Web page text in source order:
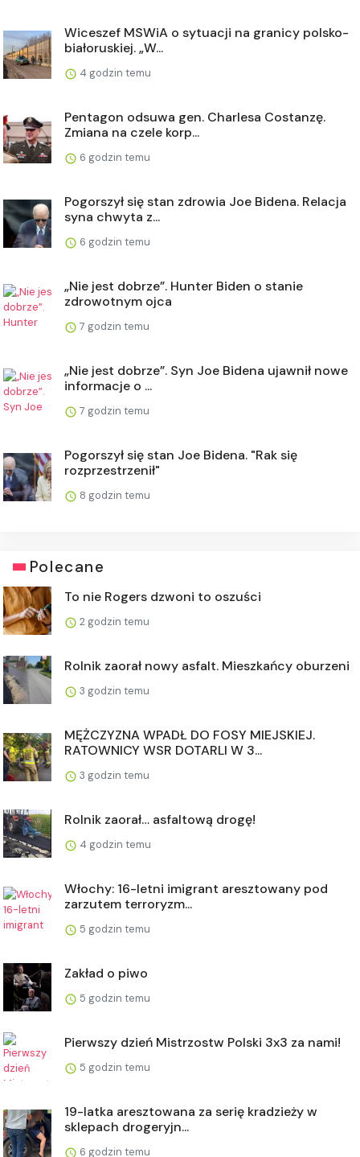
Wiceszef MSWiA o sytuacji na granicy polsko-
białoruskiej. „W...
4 godzin temu
Pentagon odsuwa gen. Charlesa Costanzę.
Zmiana na czele korp...
6 godzin temu
Pogorszył się stan zdrowia Joe Bidena. Relacja
syna chwyta z...
6 godzin temu
„Nie jest dobrze”. Hunter Biden o stanie
zdrowotnym ojca
7 godzin temu
„Nie jest dobrze”. Syn Joe Bidena ujawnił nowe
informacje o ...
7 godzin temu
Pogorszył się stan Joe Bidena. "Rak się
rozprzestrzenił"
8 godzin temu
Polecane
To nie Rogers dzwoni to oszuści
2 godzin temu
Rolnik zaorał nowy asfalt. Mieszkańcy oburzeni
3 godzin temu
MĘŻCZYZNA WPADŁ DO FOSY MIEJSKIEJ.
RATOWNICY WSR DOTARLI W 3...
3 godzin temu
Rolnik zaorał… asfaltową drogę!
4 godzin temu
Włochy: 16-letni imigrant aresztowany pod
zarzutem terroryzm...
5 godzin temu
Zakład o piwo
5 godzin temu
Pierwszy dzień Mistrzostw Polski 3x3 za nami!
5 godzin temu
19-latka aresztowana za serię kradzieży w
sklepach drogeryjn...
6 godzin temu